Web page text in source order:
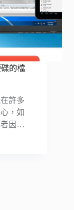
的檔
許多
，如
者因…